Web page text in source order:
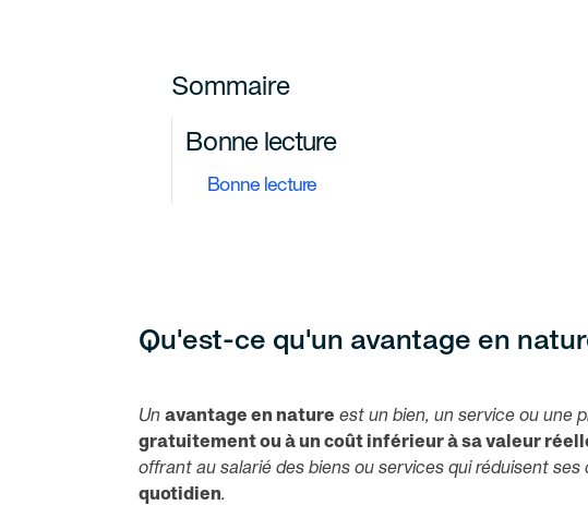
Sommaire
Bonne lecture
Bonne lecture
Qu'est-ce qu'un avantage en
Un avantage en nature est un bien, un service ou une
gratuitement ou à un coût inférieur à sa valeur
offrant au salarié des biens ou services qui réduisent ses
quotidien.